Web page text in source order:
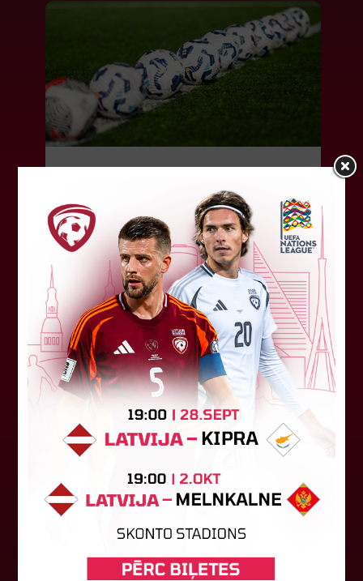
LFF DK 6. augusta lēmumi
LFF Disciplinārlietu komitejas sēdes protokols
Nr. DK 26/-38 Rīgā, 2026. gada 6. augustā.
Piedalās:Komitejas locekļi: Jevgenija
Tverjanoviča-Bore, Raivis Grīnbergs...
07. augusts 2026.
"Riga FC" iegūst handikapu, RFS
būs jāatspēlējas
Ceturtdienas vakarā savas spēles UEFA